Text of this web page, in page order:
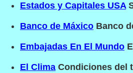
Estados y Capitales USA
Banco de Máxico Banco
Embajadas En El Mundo
El Clima Condiciones del